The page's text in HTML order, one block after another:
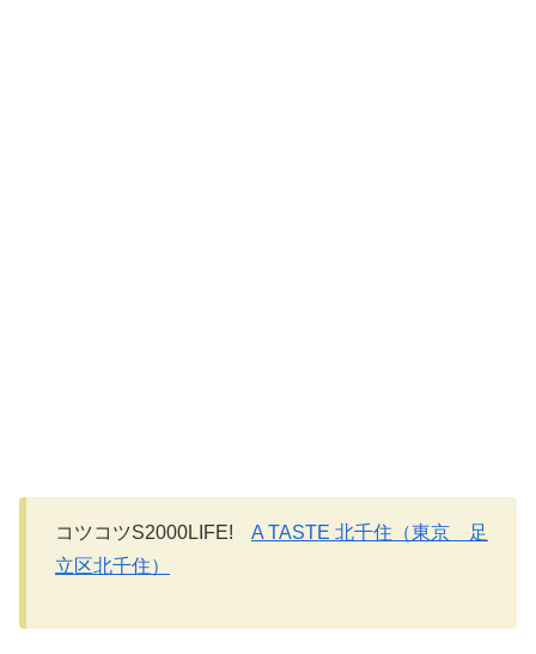
コツコツS2000LIFE! A TASTE 北千住（東京 足
立区北千住）